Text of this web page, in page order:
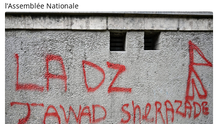
l’Assemblée Nationale